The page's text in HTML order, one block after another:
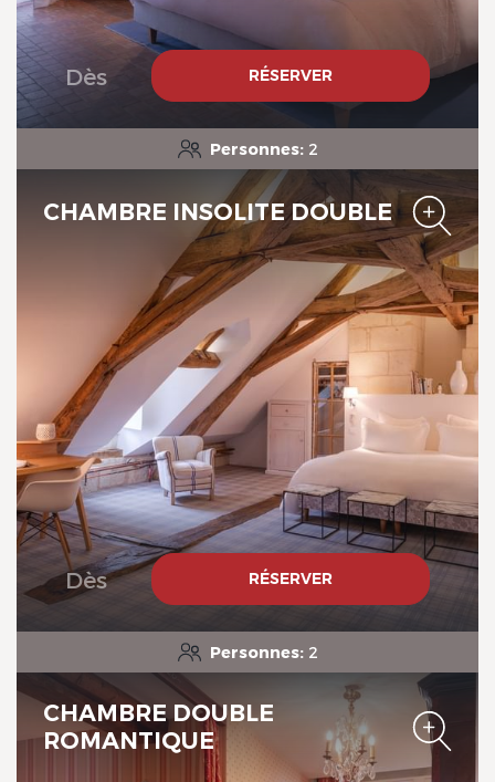
Dès RÉSERVER
Personnes:2
CHAMBRE INSOLITE DOUBLE
Dès RÉSERVER
Personnes:2
CHAMBRE DOUBLE
ROMANTIQUE
Le Domaine de Mestré, The
Originals Relais
Le Domaine de Mestré, The
Originals Relais
Le Domaine de Mestré, The
Originals Relais